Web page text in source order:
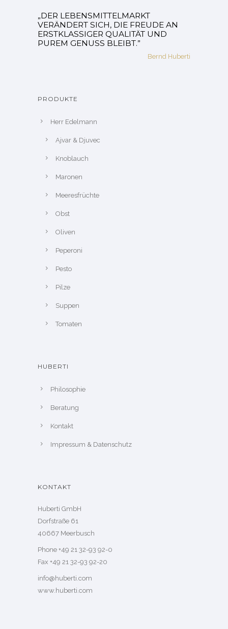
„DER LEBENSMITTELMARKT
VERÄNDERT SICH, DIE FREUDE AN
ERSTKLASSIGER QUALITÄT UND
PUREM GENUSS BLEIBT.”
Bernd Huberti
PRODUKTE
Herr Edelmann
Ajvar & Djuvec
Knoblauch
Maronen
Meeresfrüchte
Obst
Oliven
Peperoni
Pesto
Pilze
Suppen
Tomaten
HUBERTI
Philosophie
Beratung
Kontakt
Impressum & Datenschutz
KONTAKT
Huberti GmbH
Dorfstraße 61
40667 Meerbusch
Phone +49 21 32-93 92-0
Fax +49 21 32-93 92-20
info@huberti.com
www.huberti.com